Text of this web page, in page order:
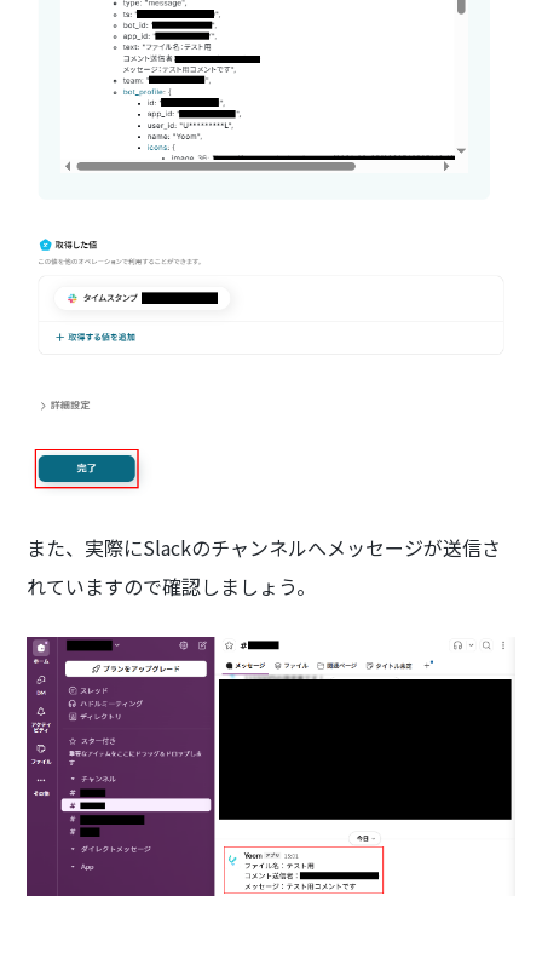
また、実際にSlackのチャンネルへメッセージが送信さ
れていますので確認しましょう。